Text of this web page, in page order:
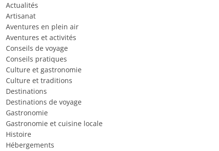
Actualités
Artisanat
Aventures en plein air
Aventures et activités
Conseils de voyage
Conseils pratiques
Culture et gastronomie
Culture et traditions
Destinations
Destinations de voyage
Gastronomie
Gastronomie et cuisine locale
Histoire
Hébergements